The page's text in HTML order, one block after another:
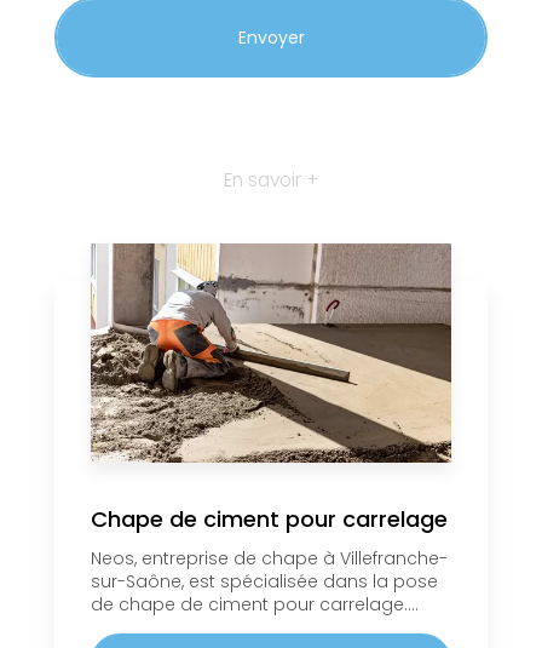
En savoir +
Chape de ciment pour carrelage
Neos, entreprise de chape à Villefranche-
sur-Saône, est spécialisée dans la pose
de chape de ciment pour carrelage....